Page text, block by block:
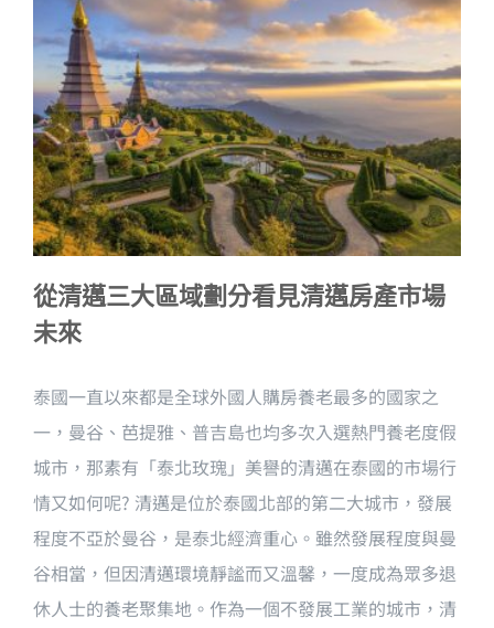
從清邁三大區域劃分看見清邁房產市場
未來
泰國一直以來都是全球外國人購房養老最多的國家之
一，曼谷、芭提雅、普吉島也均多次入選熱門養老度假
城市，那素有「泰北玫瑰」美譽的清邁在泰國的市場行
情又如何呢? 清邁是位於泰國北部的第二大城市，發展
程度不亞於曼谷，是泰北經濟重心。雖然發展程度與曼
谷相當，但因清邁環境靜謐而又溫馨，一度成為眾多退
休人士的養老聚集地。作為一個不發展工業的城市，清